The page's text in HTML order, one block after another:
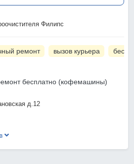
Филипс
ремонт вызов курьера
бесплатно (кофемашины)
д.12